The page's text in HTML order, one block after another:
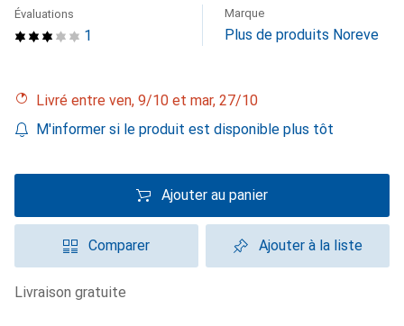
1
Évaluations Marque
Plus de produits Noreve
Livré entre ven, 9/10 et mar, 27/10
M'informer si le produit est disponible plus tôt
Ajouter au panier
Comparer Ajouter à la liste
livraison gratuite